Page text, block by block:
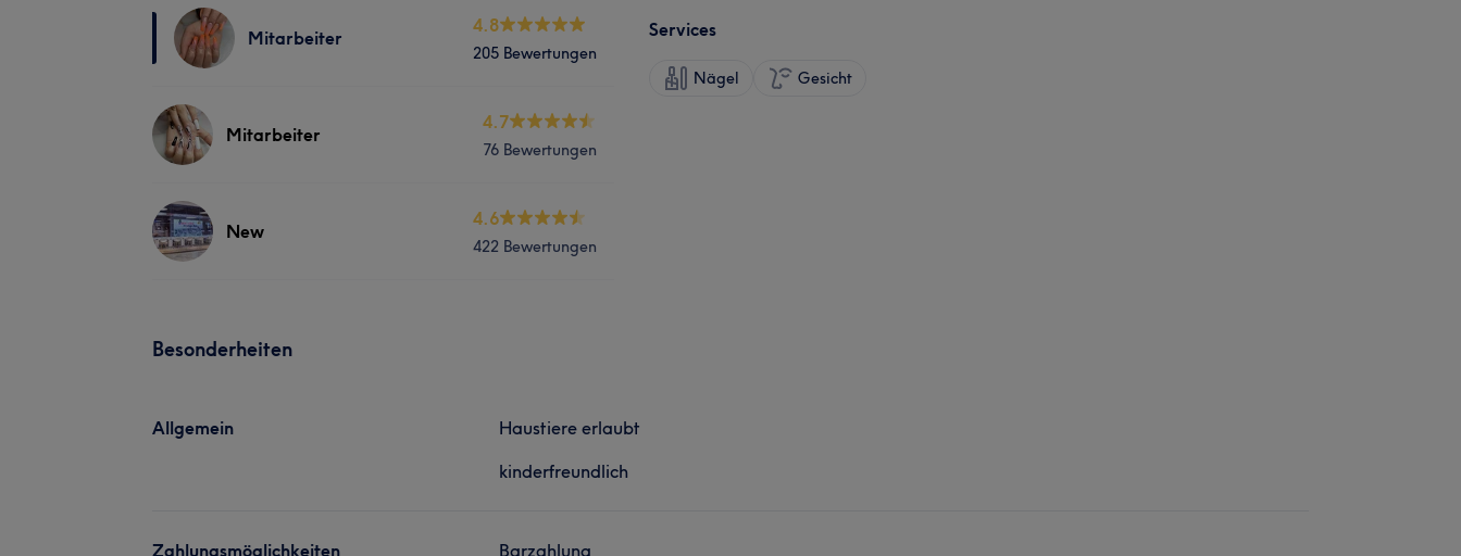
Mitarbeiter
4.8
205 Bewertungen
Mitarbeiter
4.7
76 Bewertungen
New
4.6
422 Bewertungen
Services
Nägel Gesicht
Besonderheiten
Allgemein
Haustiere erlaubt
kinderfreundlich
Zahlungsmöglichkeiten Barzahlung